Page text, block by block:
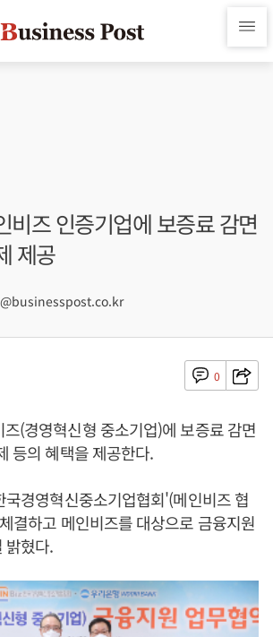
비즈 인증기업에 보증료 감면
제공
0
(경영혁신형 중소기업)에 보증료 감면
등의 혜택을 제공한다.
경영혁신중소기업협회'(메인비즈 협
결하고 메인비즈를 대상으로 금융지원
밝혔다.